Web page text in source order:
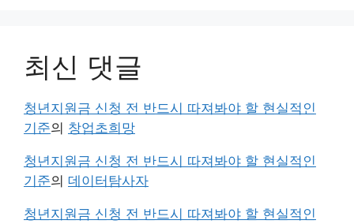
최신 댓글
청년지원금 신청 전 반드시 따져봐야 할 현실적인
기준의 창업초희망
청년지원금 신청 전 반드시 따져봐야 할 현실적인
기준의 데이터탐사자
청년지원금 신청 전 반드시 따져봐야 할 현실적인